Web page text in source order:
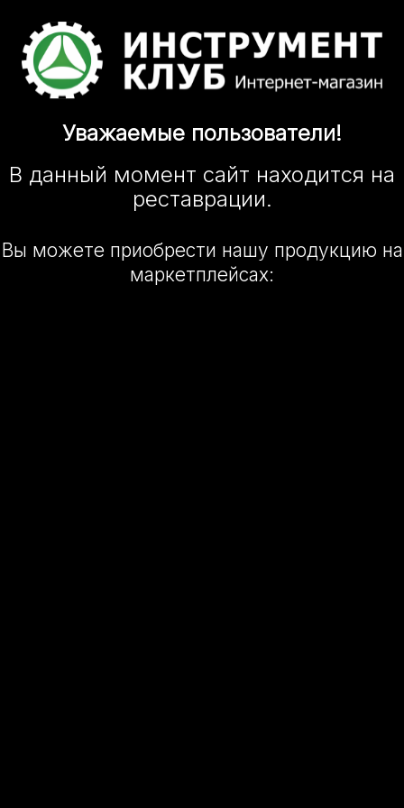
Уважаемые пользователи!
В данный момент сайт находится на
реставрации.
Вы можете приобрести нашу продукцию на
маркетплейсах: